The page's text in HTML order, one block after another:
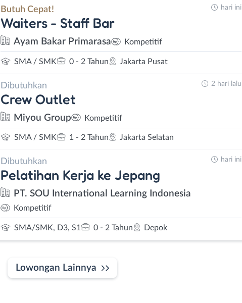
Butuh Cepat!
Waiters - Staff Bar
Ayam Bakar Primarasa Kompetitif
SMA / SMK 0 - 2 Tahun Jakarta Pusat
hari ini
Dibutuhkan
Crew Outlet
Miyou Group Kompetitif
SMA / SMK 1 - 2 Tahun Jakarta Selatan
2 hari lalu
Dibutuhkan
Pelatihan Kerja ke Jepang
PT. SOU International Learning Indonesia
Kompetitif
SMA/SMK, D3, S1 0 - 2 Tahun Depok
hari ini
Lowongan Lainnya